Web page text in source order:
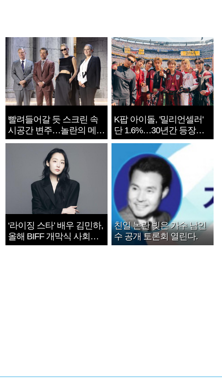
빨려들어갈 듯 스크린 속
시공간 변주…놀란의 메시
지는 ‘전쟁 속죄’
K팝 아이돌, '밀리언셀러'
단 1.6%…30년간 등장
1182개팀 전수조사
‘라이징 스타’ 배우 김민하,
올해 BIFF 개막식 사회자
확정
친일 논란 빚은 가수 남인
수 공개 토론회 열린다.